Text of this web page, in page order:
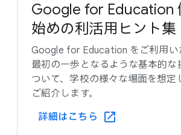
Google for Education
始めの​利活用ヒント集
Google for Education を​ご利用い
最初の​一歩と​なるような​基本的な​
ついて、​学校の​様々な​場面を​想定
ご紹介します。
詳細は​こちら